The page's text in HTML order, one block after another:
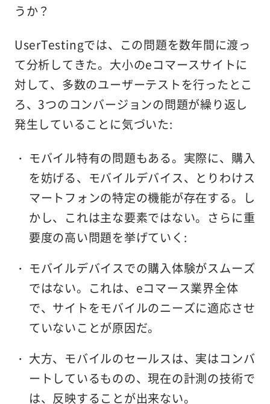
うか？
UserTestingでは、この問題を数年間に渡っ
て分析してきた。大小のeコマースサイトに
対して、多数のユーザーテストを行ったとこ
ろ、3つのコンバージョンの問題が繰り返し
発生していることに気づいた:
モバイル特有の問題もある。実際に、購入
を妨げる、モバイルデバイス、とりわけス
マートフォンの特定の機能が存在する。し
かし、これは主な要素ではない。さらに重
要度の高い問題を挙げていく:
モバイルデバイスでの購入体験がスムーズ
ではない。これは、eコマース業界全体
で、サイトをモバイルのニーズに適応させ
ていないことが原因だ。
大方、モバイルのセールスは、実はコンバ
ートしているものの、現在の計測の技術で
は、反映することが出来ない。